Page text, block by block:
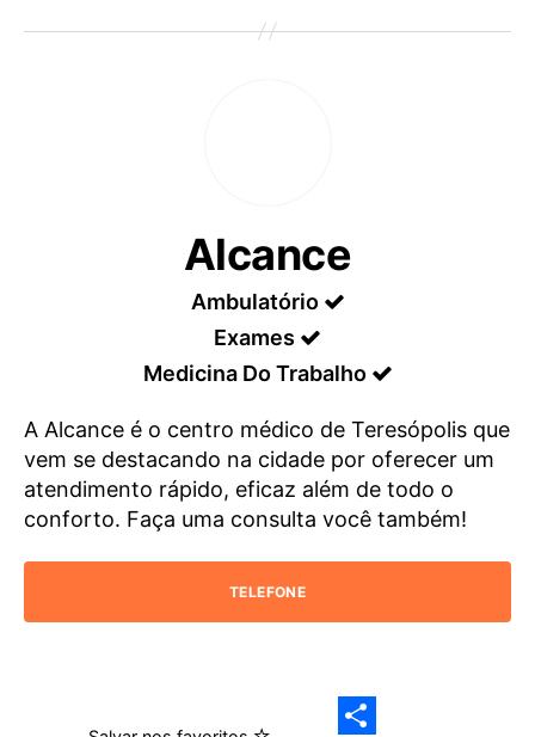
Alcance
Ambulatório
Exames
Medicina Do Trabalho
A Alcance é o centro médico de Teresópolis que
vem se destacando na cidade por oferecer um
atendimento rápido, eficaz além de todo o
conforto. Faça uma consulta você também!
TELEFONE